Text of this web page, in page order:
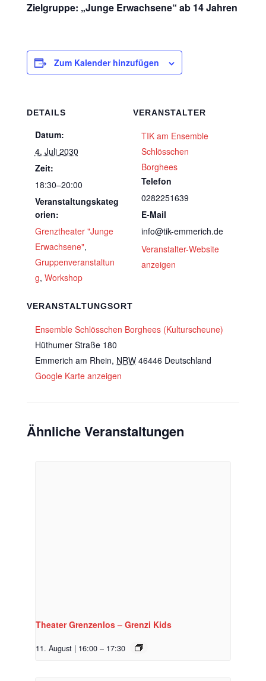
Zielgruppe: „Junge Erwachsene“ ab 14 Jahren
Zum Kalender hinzufügen
DETAILS
Datum:
4. Juli 2030
Zeit:
18:30–20:00
Veranstaltungskateg
orien:
Grenztheater "Junge
Erwachsene",
Gruppenveranstaltun
g, Workshop
VERANSTALTUNGSORT
Ensemble Schlösschen Borghees (Kulturscheune)
Hüthumer Straße 180
Emmerich am Rhein, NRW 46446 Deutschland
Google Karte anzeigen
VERANSTALTER
TIK am Ensemble
Schlösschen
Borghees
Telefon
0282251639
E-Mail
info@tik-emmerich.de
Veranstalter-Website
anzeigen
Ähnliche Veranstaltungen
Theater Grenzenlos – Grenzi Kids
11. August | 16:00 – 17:30